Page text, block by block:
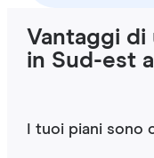
Vantaggi di
in Sud-est
I tuoi piani sono